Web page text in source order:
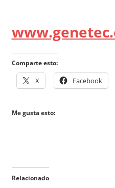
Comparte esto:
X Facebook
Me gusta esto:
Relacionado